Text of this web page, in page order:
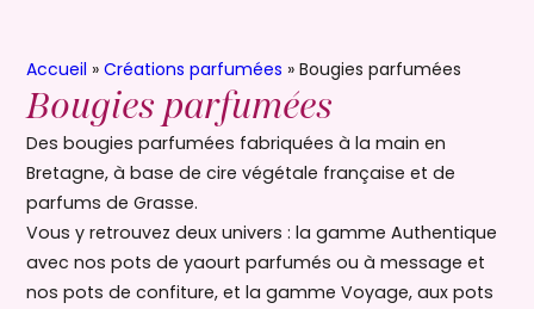
Accueil »Créations parfumées »Bougies parfumées
Bougies parfumées
Des bougies parfumées fabriquées à la main en
Bretagne, à base de cire végétale française et de
parfums de Grasse.
Vous y retrouvez deux univers : la gamme Authentique
avec nos pots de yaourt parfumés ou à message et
nos pots de confiture, et la gamme Voyage, aux pots